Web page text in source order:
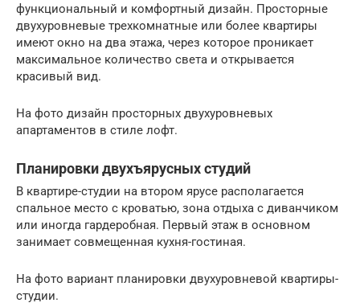
функциональный и комфортный дизайн. Просторные
двухуровневые трехкомнатные или более квартиры
имеют окно на два этажа, через которое проникает
максимальное количество света и открывается
красивый вид.
На фото дизайн просторных двухуровневых
апартаментов в стиле лофт.
Планировки двухъярусных студий
В квартире-студии на втором ярусе располагается
спальное место с кроватью, зона отдыха с диванчиком
или иногда гардеробная. Первый этаж в основном
занимает совмещенная кухня-гостиная.
На фото вариант планировки двухуровневой квартиры-
студии.